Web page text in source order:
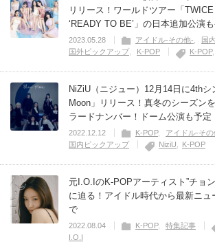
リリース！ワールドツアー「
‘READY TO BE’」の日本追加公演
2023.05.28 アイドル-その他-
国
国外ピックアップ
K-POP K-POP
NiZiU（ニジュー）12月14日に4thシ
Moon」リリース！真冬のシーズン
ラードナンバー！ドーム公演も予定
2022.12.12 K-POP
アイドル-その
国内ピックアップ
NiziU K-POP
元I.O.IのK-POPアーティスト”チョ
に迫る！アイドル時代から最新ニュ
で
2022.08.04 K-POP 特集記事
I.O.I